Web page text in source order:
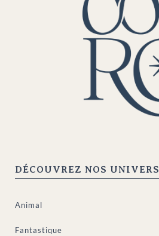
DÉCOUVREZ NOS UNIVERS
Animal
Fantastique